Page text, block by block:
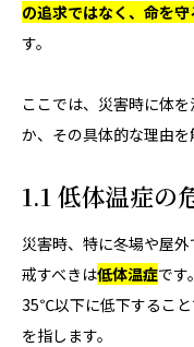
の追求ではなく、命を
す。
ここでは、災害時に体
か、その具体的な理由を
1.1 低体温症の
災害時、特に冬場や屋
戒すべきは低体温症です
35℃以下に低下するこ
を指します。